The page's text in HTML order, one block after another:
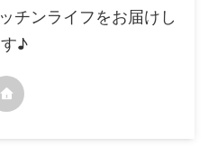
チンライフをお届けし
す♪